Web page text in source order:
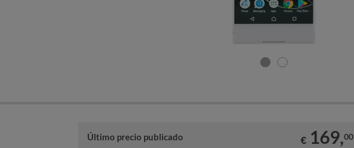
Último precio publicado € 169,00